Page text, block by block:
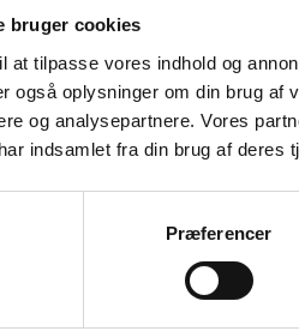
bruger cookies
at tilpasse vores indhold og
også oplysninger om din brug af
og analysepartnere. Vores
indsamlet fra din brug af deres
Præferencer
der er tilladt i henhold til
og baggrunden for
annoncer, du modtager og
er kendt. Du kan se